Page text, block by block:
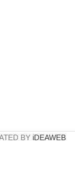
BY iDEAWEB